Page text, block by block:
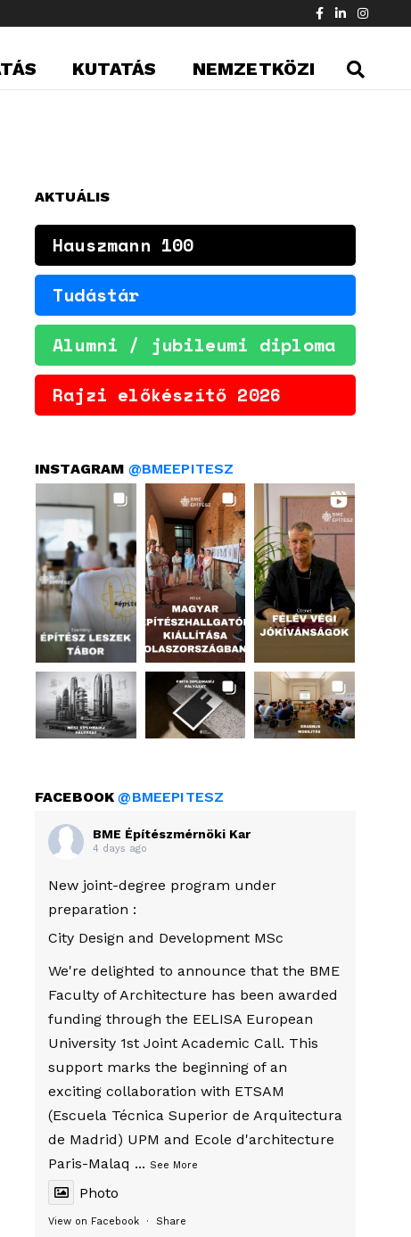
KUTATÁS NEMZETKÖZI
AKTUÁLIS
Hauszmann 100
Tudástár
Alumni / jubileumi diploma
Rajzi előkészítő 2026
INSTAGRAM @BMEEPITESZ
FACEBOOK@BMEEPITESZ
BME Építészmérnöki Kar
4 days ago
New joint-degree program under
preparation :
City Design and Development MSc
We're delighted to announce that the BME
Faculty of Architecture has been awarded
funding through the EELISA European
University 1st Joint Academic Call. This
support marks the beginning of an
exciting collaboration with ETSAM
(Escuela Técnica Superior de Arquitectura
de Madrid) UPM and Ecole d'architecture
Paris-Malaq ... See More
Photo
View on Facebook · Share